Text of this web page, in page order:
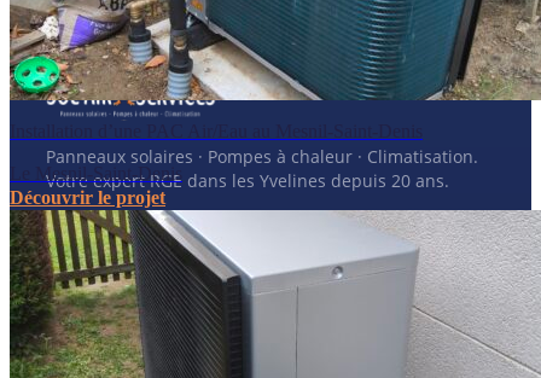
Le Mesnil-Saint-Denis
Découvrir le projet
Panneaux solaires · Pompes à chaleur · Climatisation.
Votre expert RGE dans les Yvelines depuis 20 ans.
📍15 rue Traversière
78580 Les Alluets-le-Roi
📞01 39 75 49 55
✉️contact@sol-air-services.fr